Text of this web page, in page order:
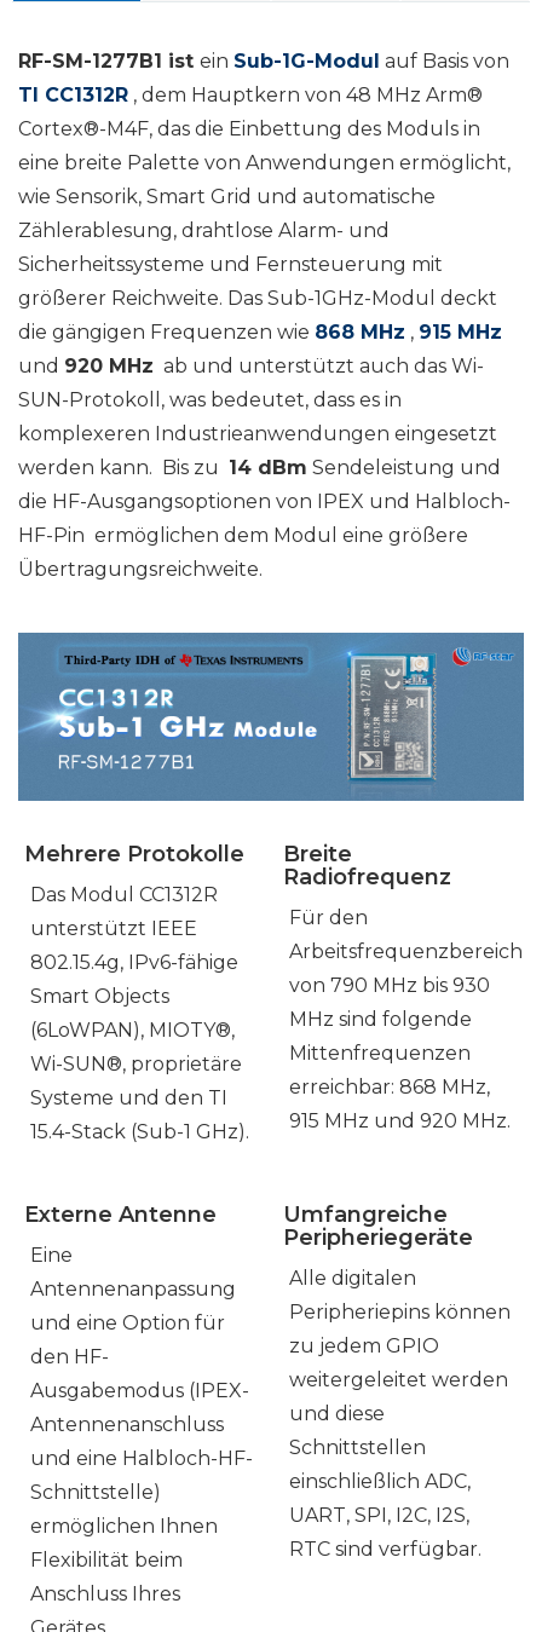
RF-SM-1277B1 ist ein Sub-1G-Modul auf Basis von
TI CC1312R , dem Hauptkern von 48 MHz Arm®
Cortex®-M4F, das die Einbettung des Moduls in
eine breite Palette von Anwendungen ermöglicht,
wie Sensorik, Smart Grid und automatische
Zählerablesung, drahtlose Alarm- und
Sicherheitssysteme und Fernsteuerung mit
größerer Reichweite. Das Sub-1GHz-Modul deckt
die gängigen Frequenzen wie 868 MHz , 915 MHz
und 920 MHz ab und unterstützt auch das Wi-
SUN-Protokoll, was bedeutet, dass es in
komplexeren Industrieanwendungen eingesetzt
werden kann. Bis zu 14 dBm Sendeleistung und
die HF-Ausgangsoptionen von IPEX und Halbloch-
HF-Pin ermöglichen dem Modul eine größere
Übertragungsreichweite.
Mehrere Protokolle
Das Modul CC1312R
unterstützt IEEE
802.15.4g, IPv6-fähige
Smart Objects
(6LoWPAN), MIOTY®,
Wi-SUN®, proprietäre
Systeme und den TI
15.4-Stack (Sub-1 GHz).
Breite
Radiofrequenz
Für den
Arbeitsfrequenzbereich
von 790 MHz bis 930
MHz sind folgende
Mittenfrequenzen
erreichbar: 868 MHz,
915 MHz und 920 MHz.
Externe Antenne
Eine
Antennenanpassung
und eine Option für
den HF-
Ausgabemodus (IPEX-
Antennenanschluss
und eine Halbloch-HF-
Schnittstelle)
ermöglichen Ihnen
Flexibilität beim
Anschluss Ihres
Umfangreiche
Peripheriegeräte
Alle digitalen
Peripheriepins können
zu jedem GPIO
weitergeleitet werden
und diese
Schnittstellen
einschließlich ADC,
UART, SPI, I2C, I2S,
RTC sind verfügbar.